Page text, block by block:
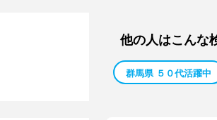
他の人はこんな
群馬県 ５０代活躍中